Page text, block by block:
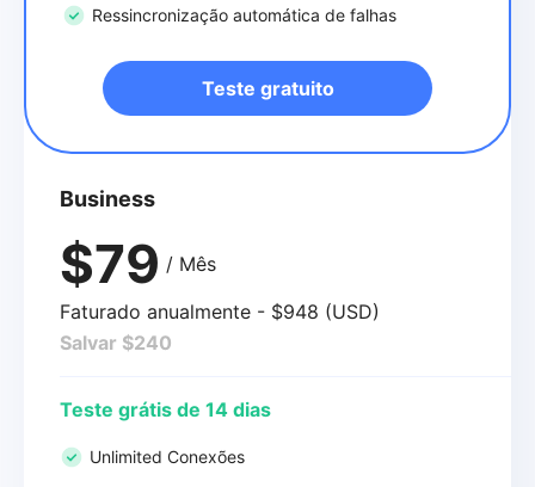
Ressincronização automática de falhas
Teste gratuito
Business
$79 / Mês
Faturado anualmente - $948 (USD)
Salvar $240
Teste grátis de 14 dias
Unlimited Conexões